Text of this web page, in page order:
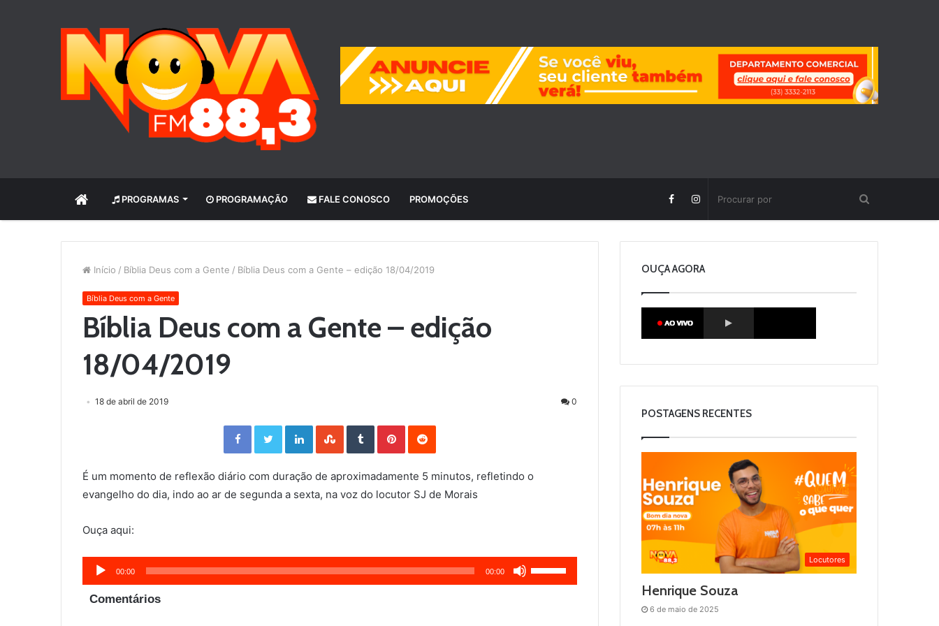
INÍCIO PROGRAMAS PROGRAMAÇÃO FALE CONOSCO PROMOÇÕES
Início / Bíblia Deus com a Gente / Bíblia Deus com a Gente – edição 18/04/2019
Bíblia Deus com a Gente
Bíblia Deus com a Gente – edição
18/04/2019
18 de abril de 2019 0
Facebook Twitter LinkedIn StumbleUpon Tumblr Pinterest
É um momento de reflexão diário com duração de aproximadamente 5 minutos, refletindo o
evangelho do dia, indo ao ar de segunda a sexta, na voz do locutor SJ de Morais
Ouça aqui:
Tocador
de
áudio
00:00 00:00
as
Comentários
OUÇA AGORA
POSTAGENS RECENTES
Locutores
Henrique Souza
6 de maio de 2025